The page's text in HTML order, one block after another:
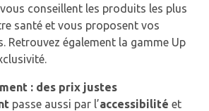
conseillent les produits les plus
santé et vous proposent vos
Retrouvez également la gamme Up
: des prix justes
passe aussi par l’accessibilitéet